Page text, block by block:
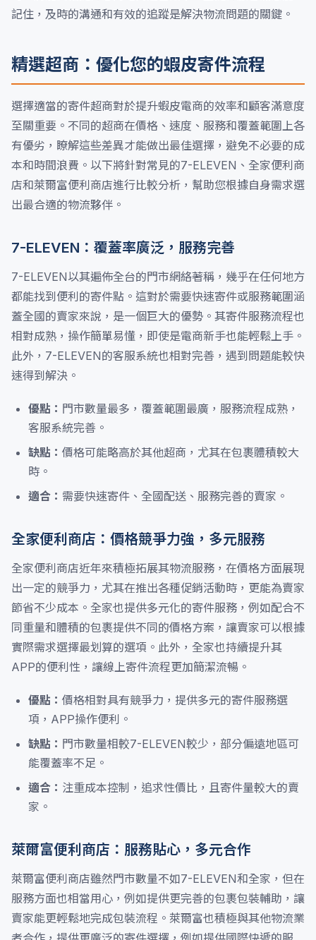
記住，及時的溝通和有效的追蹤是解決物流問題的關鍵。
精選超商：優化您的蝦皮寄件流程
選擇適當的寄件超商對於提升蝦皮電商的效率和顧客滿意度
至關重要。不同的超商在價格、速度、服務和覆蓋範圍上各
有優劣，瞭解這些差異才能做出最佳選擇，避免不必要的成
本和時間浪費。以下將針對常見的7-ELEVEN、全家便利商
店和萊爾富便利商店進行比較分析，幫助您根據自身需求選
出最合適的物流夥伴。
7-ELEVEN：覆蓋率廣泛，服務完善
7-ELEVEN以其遍佈全台的門市網絡著稱，幾乎在任何地方
都能找到便利的寄件點。這對於需要快速寄件或服務範圍涵
蓋全國的賣家來說，是一個巨大的優勢。其寄件服務流程也
相對成熟，操作簡單易懂，即使是電商新手也能輕鬆上手。
此外，7-ELEVEN的客服系統也相對完善，遇到問題能較快
速得到解決。
優點： 門市數量最多，覆蓋範圍最廣，服務流程成熟，
客服系統完善。
缺點： 價格可能略高於其他超商，尤其在包裹體積較大
時。
適合： 需要快速寄件、全國配送、服務完善的賣家。
全家便利商店：價格競爭力強，多元服務
全家便利商店近年來積極拓展其物流服務，在價格方面展現
出一定的競爭力，尤其在推出各種促銷活動時，更能為賣家
節省不少成本。全家也提供多元化的寄件服務，例如配合不
同重量和體積的包裹提供不同的價格方案，讓賣家可以根據
實際需求選擇最划算的選項。此外，全家也持續提升其
APP的便利性，讓線上寄件流程更加簡潔流暢。
優點： 價格相對具有競爭力，提供多元的寄件服務選
項，APP操作便利。
缺點： 門市數量相較7-ELEVEN較少，部分偏遠地區可
能覆蓋率不足。
適合： 注重成本控制，追求性價比，且寄件量較大的賣
家。
萊爾富便利商店：服務貼心，多元合作
萊爾富便利商店雖然門市數量不如7-ELEVEN和全家，但在
服務方面也相當用心，例如提供更完善的包裹包裝輔助，讓
賣家能更輕鬆地完成包裝流程。萊爾富也積極與其他物流業